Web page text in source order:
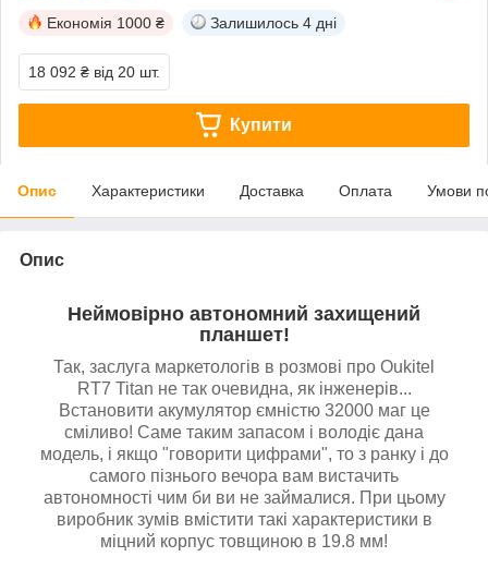
Економія 1000 ₴ Залишилось 4 дні
18 092 ₴ від 20 шт.
Купити
Опис Характеристики Доставка Оплата Умови
Опис
Неймовірно автономний захищений
планшет!
Так, заслуга маркетологів в розмові про Oukitel
RT7 Titan не так очевидна, як інженерів...
Встановити акумулятор ємністю 32000 маг це
сміливо! Саме таким запасом і володіє дана
модель, і якщо "говорити цифрами", то з ранку і до
самого пізнього вечора вам вистачить
автономності чим би ви не займалися. При цьому
виробник зумів вмістити такі характеристики в
міцний корпус товщиною в 19.8 мм!